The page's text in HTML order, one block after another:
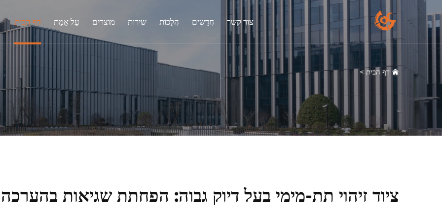
דף הבית עַל אָמַת מוצרים שירות הֲלָכוֹת חֲדָשִים צור קשר
דף הבית >
ציוד זיהוי תת-מימי בעל דיוק גבוה: הפחתת שגיאות